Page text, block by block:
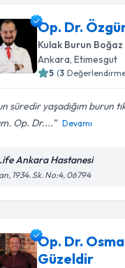
Op. Dr.
Kulak Burun Boğaz
Ankara, Etimesgut
5 (3
süredir yaşadığım burun
Op. Dr....
Devamı
Ankara Hastanesi
1934. Sk. No:4, 06794
Op. Dr.
Güzeldir